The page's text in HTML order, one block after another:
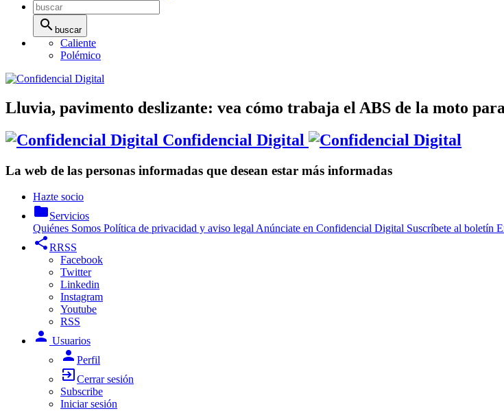
search buscar
Caliente
Polémico
Lluvia, pavimento deslizante: vea cómo trabaja el ABS de la moto
Confidencial Digital
La web de las personas informadas que desean estar más informadas
Hazte socio
folderServicios
Quiénes Somos Política de privacidad y aviso legalAnúnciate en Confidencial Digital Suscríbete al boletín
shareRRSS
Facebook
Twitter
Linkedin
Instagram
Youtube
RSS
person Usuarios
person Perfil
exit_to_appCerrar sesión
Subscribe
Iniciar sesión